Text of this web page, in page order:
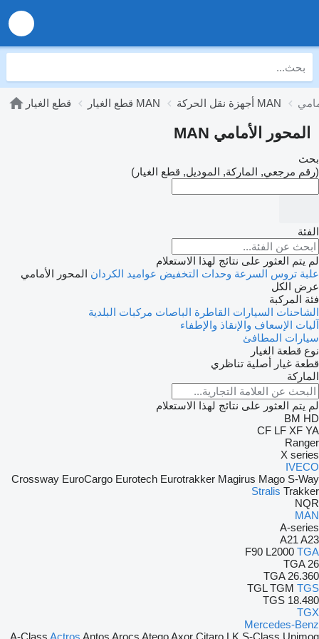
قطع الغيار قطع الغيار MAN أجهزة نقل الحركة MAN
المحور الأمامي MAN
بحث
(رقم مرجعي, الماركة, الموديل, قطع الغيار)
الفئة
لم يتم العثور على نتائج لهذا الاستعلام
علبة تروس السرعة وحدات التخفيض عواميد الكردان المحور الأمامي
عرض الكل
فئة المركبة
الشاحنات السيارات القاطرة الباصات مركبات البلدية
آليات الإسعاف والإنقاذ والإطفاء
سيارات المطافئ
نوع قطعة الغيار
قطعة غيار أصلية تناظري
الماركة
لم يتم العثور على نتائج لهذا الاستعلام
BM HD
CF LF XF YA
Ranger
X series
IVECO
Crossway EuroCargo Eurotech Eurotrakker Magirus Mago S-Way
Stralis Trakker
NQR
MAN
A-series
A21 A23
F90 L2000 TGA
TGA 26
TGA 26.360
TGL TGM TGS
TGS 18.480
TGX
Mercedes-Benz
A-Class Actros Antos Arocs Atego Axor Citaro LK S-Class Unimog